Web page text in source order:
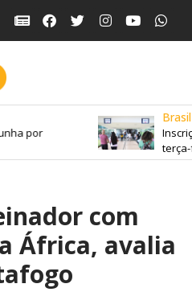
por
Brasil
terça-
com
África, avalia